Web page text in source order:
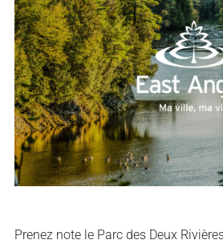
Prenez note le Parc des Deux